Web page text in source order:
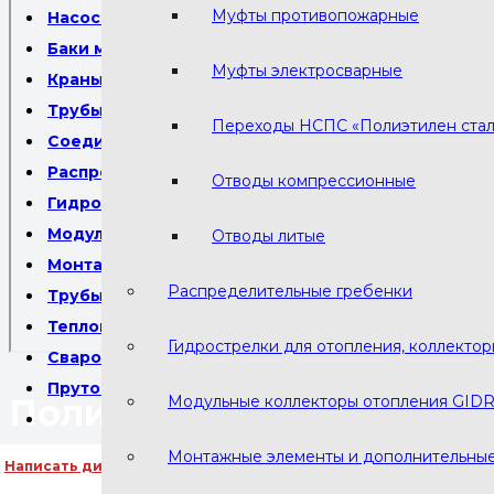
Муфты противопожарные
Муфты электросварные
Переходы НСПС «Полиэтилен
Отводы компрессионные
Отводы литые
Распределительные гребенки
Гидрострелки для отопления,
Модульные коллекторы отопления
Монтажные элементы и
Насосы циркуляционные
Баки мембранные
Краны шаровые Bugatti
Трубы пнд технические для кабеля
Соединительные детали
Распределительные гребенки
Гидрострелки для отопления, коллекторы
Модульные коллекторы отопления GIDRUSS
Монтажные элементы и дополнительные опции
Трубы пэ 100 водопроводные напорные
Теплоноситель отопления
Сварочный пруток ПНД ПЭ
Пруток полипропиленовый для сварки
Написать директору
Полисервис
г. Москва, г. Долгопрудный, Лихачевский пр-кт 66